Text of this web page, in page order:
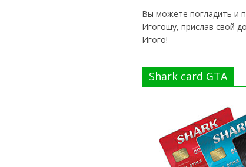
Вы можете погладить и
Игогошу, прислав свой
Игого!
Shark card GTA